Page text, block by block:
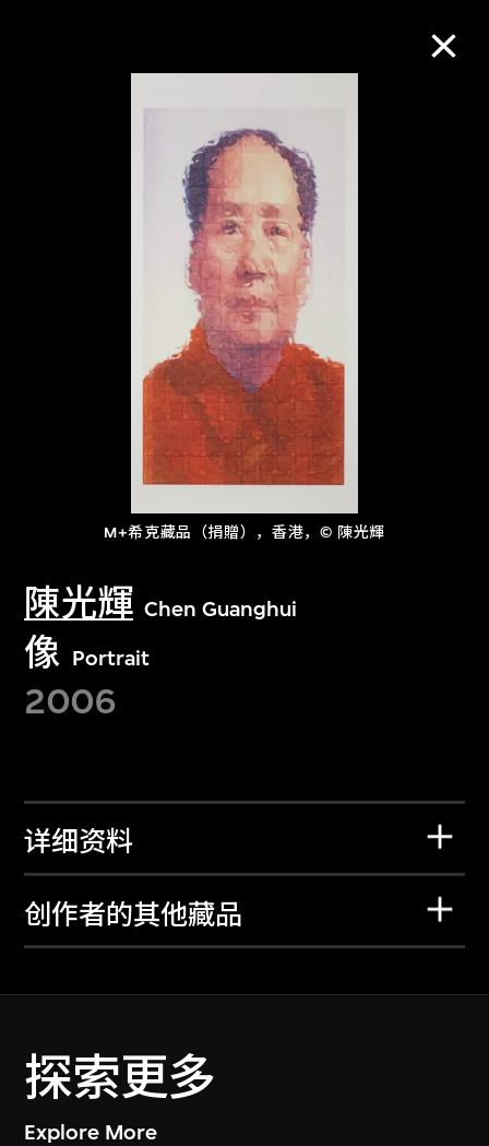
M+希克藏品（捐贈），香港，© 陳光輝
陳光輝 Chen Guanghui
像 Portrait
2006
详细资料
创作者的其他藏品
探索更多
Explore More
进一步筛选
关于M+藏品
探索世界顶级的二十及二十一世纪视觉
文化藏品。